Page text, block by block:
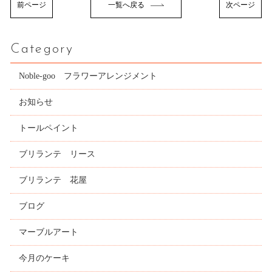
前ページ 一覧へ戻る 次ページ
Category
Noble-goo フラワーアレンジメント
お知らせ
トールペイント
ブリランテ リース
ブリランテ 花屋
ブログ
マーブルアート
今月のケーキ